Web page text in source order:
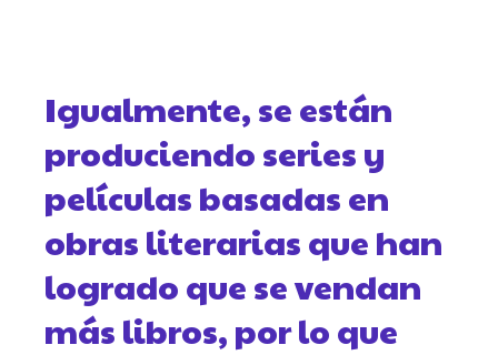
Igualmente, se están
produciendo series y
películas basadas en
obras literarias que han
logrado que se vendan
más libros, por lo que